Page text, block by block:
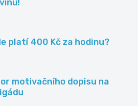
platí 400 Kč za hodinu?
motivačního dopisu na